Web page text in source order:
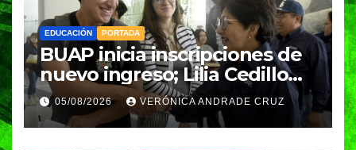
EDUCACIÓN PORTADA
BUAP inicia inscripciones de
nuevo ingreso; Lilia Cedillo
supervisa el proceso para
más de 23 mil estudiantes
05/08/2026 VERÓNICA ANDRADE CRUZ